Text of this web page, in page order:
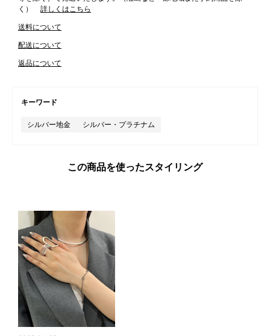
く）
詳しくはこちら
送料について
配送について
返品について
キーワード
シルバー地金 シルバー・プラチナム
この商品を使ったスタイリング